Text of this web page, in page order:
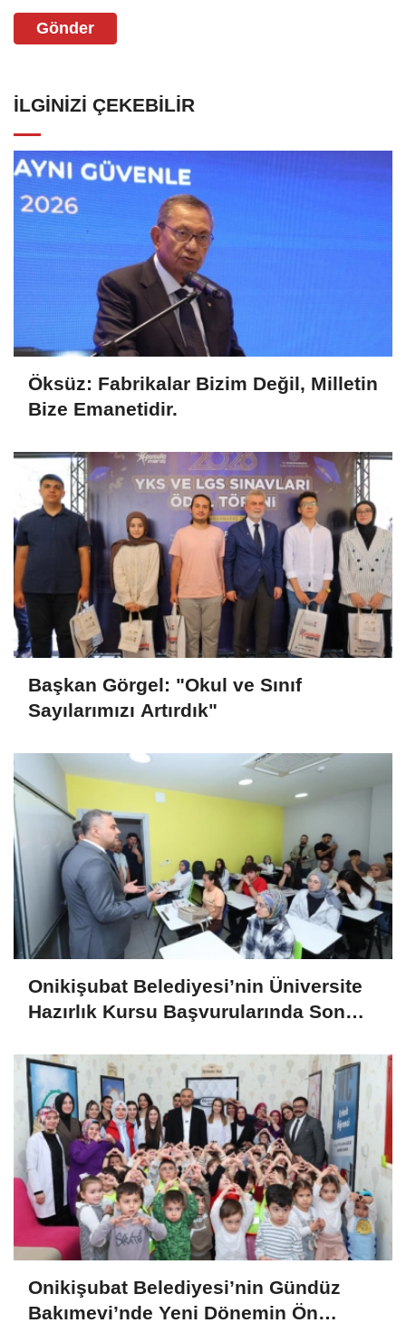
Gönder
İLGINIZI ÇEKEBILIR
Öksüz: Fabrikalar Bizim Değil, Milletin
Bize Emanetidir.
Başkan Görgel: "Okul ve Sınıf
Sayılarımızı Artırdık"
Onikişubat Belediyesi’nin Üniversite
Hazırlık Kursu Başvurularında Son
Onikişubat Belediyesi’nin Gündüz
Bakımevi’nde Yeni Dönemin Ön